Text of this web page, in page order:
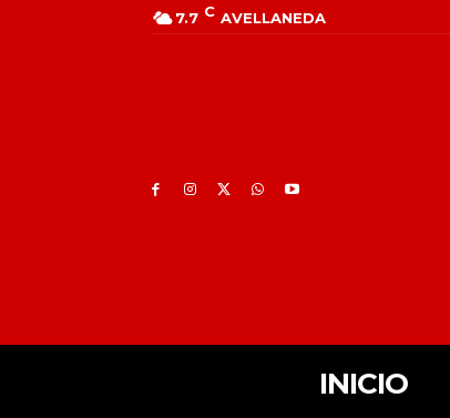
7.7 C AVELLANEDA
INICIO